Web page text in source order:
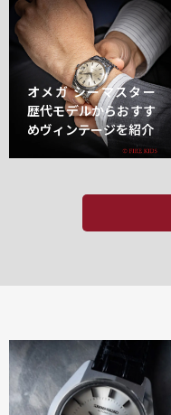
オメガ シーマスター
歴代モデルからおすす
めヴィンテージを紹介